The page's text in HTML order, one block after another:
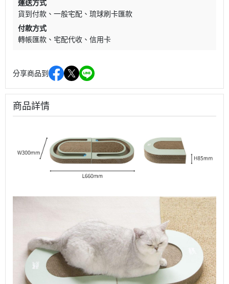
運送方式
貨到付款
一般宅配
琉球刷卡匯款
付款方式
轉帳匯款
宅配代收 信用卡
分享商品到
商品詳情